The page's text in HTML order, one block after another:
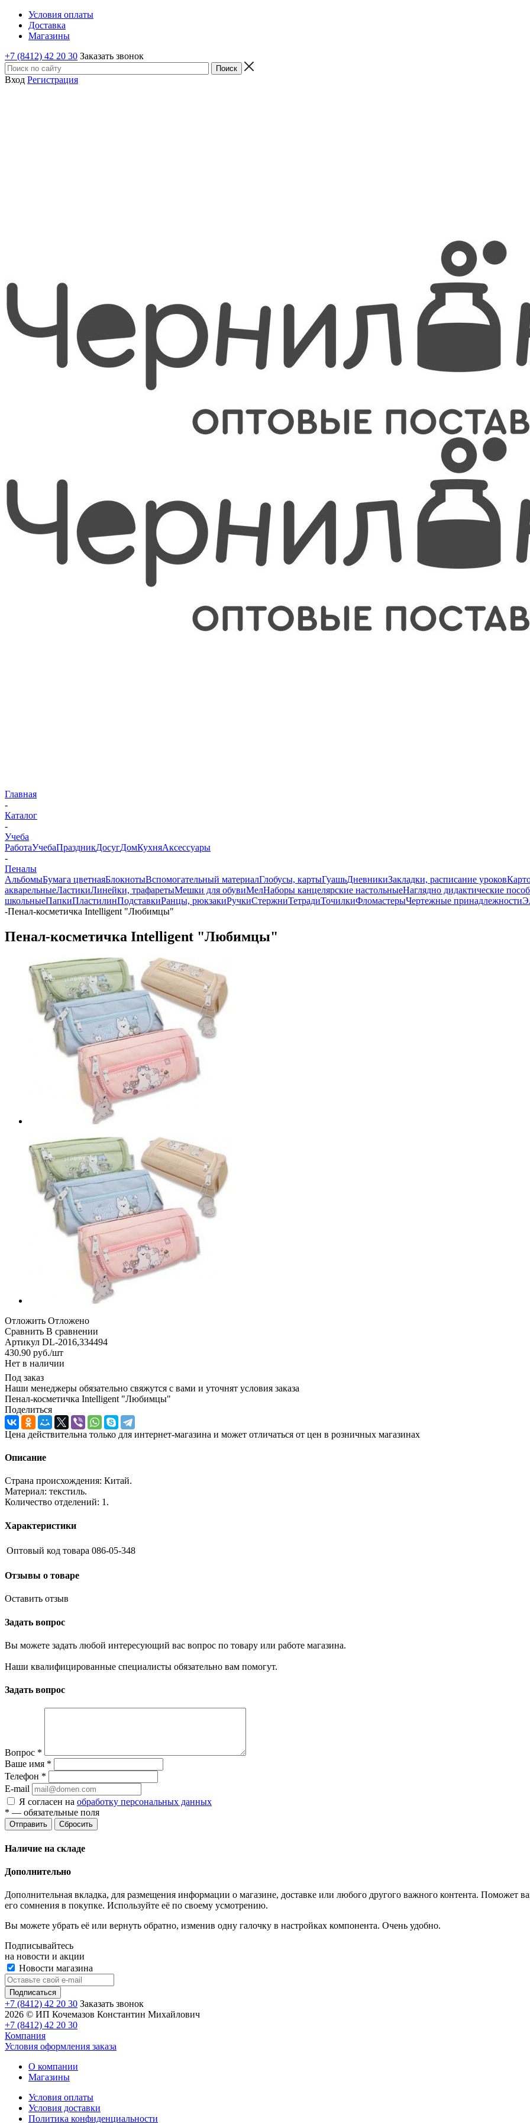
Условия оплаты
Доставка
Магазины
+7 (8412) 42 20 30 Заказать звонок
Вход Регистрация
Главная
-
Каталог
-
Учеба
РаботаУчебаПраздникДосугДомКухняАксессуары
-
Пеналы
АльбомыБумага цветнаяБлокнотыВспомогательный материалГлобусы, картыГуашьДневникиЗакладки, расписание уроков
акварельныеЛастикиЛинейки, трафаретыМешки для обувиМелНаборы канцелярские настольныеНаглядно дидактические
школьныеПапкиПластилинПодставкиРанцы, рюкзакиРучкиСтержниТетрадиТочилкиФломастерыЧертежные принадлежности
-Пенал-косметичка Intelligent "Любимцы"
Пенал-косметичка Intelligent "Любимцы"
Отложить Отложено
Сравнить В сравнении
Артикул DL-2016,334494
430.90 руб./шт
Нет в наличии
Под заказ
Наши менеджеры обязательно свяжутся с вами и уточнят условия заказа
Пенал-косметичка Intelligent "Любимцы"
Поделиться
Цена действительна только для интернет-магазина и может отличаться от цен в розничных магазинах
Описание
Страна происхождения: Китай.
Материал: текстиль.
Количество отделений: 1.
Характеристики
Оптовый код товара 086-05-348
Отзывы о товаре
Оставить отзыв
Задать вопрос
Вы можете задать любой интересующий вас вопрос по товару или работе магазина.
Наши квалифицированные специалисты обязательно вам помогут.
Задать вопрос
Вопрос *
Ваше имя *
Телефон *
E-mail
Я согласен на обработку персональных данных
* — обязательные поля
Отправить Сбросить
Наличие на складе
Дополнительно
Дополнительная вкладка, для размещения информации о магазине, доставке или любого другого важного контента. Поможет
его сомнения в покупке. Используйте её по своему усмотрению.
Вы можете убрать её или вернуть обратно, изменив одну галочку в настройках компонента. Очень удобно.
Подписывайтесь
на новости и акции
Новости магазина
+7 (8412) 42 20 30 Заказать звонок
2026 © ИП Кочемазов Константин Михайлович
+7 (8412) 42 20 30
Компания
Условия оформления заказа
О компании
Магазины
Условия оплаты
Условия доставки
Политика конфиденциальности